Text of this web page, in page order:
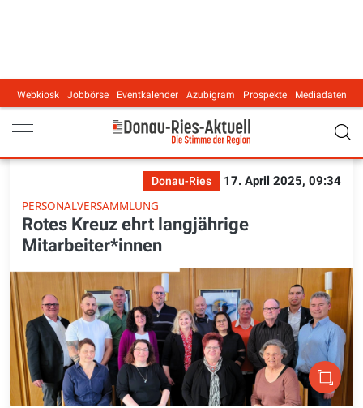
Main navigation
Webkiosk Jobbörse Eventkalender Azubigram Prospekte Mediadaten
Donau-Ries
17. April 2025, 09:34
PERSONALVERSAMMLUNG
Rotes Kreuz ehrt langjährige
Mitarbeiter*innen